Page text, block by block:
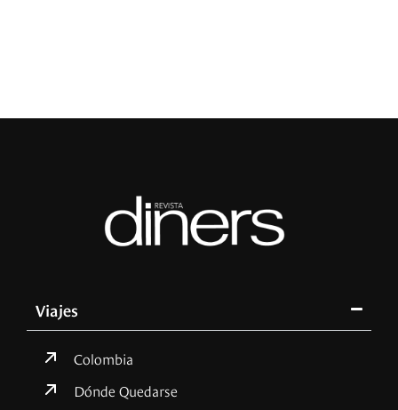
Viajes
Colombia
Dónde Quedarse